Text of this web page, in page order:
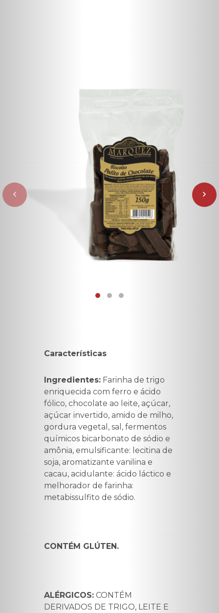
Características
Ingredientes: Farinha de trigo
enriquecida com ferro e ácido
fólico, chocolate ao leite, açúcar,
açúcar invertido, amido de milho,
gordura vegetal, sal, fermentos
químicos bicarbonato de sódio e
amônia, emulsificante: lecitina de
soja, aromatizante vanilina e
cacau, acidulante: ácido láctico e
melhorador de farinha:
metabissulfito de sódio.
CONTÉM GLÚTEN.
ALÉRGICOS: CONTÉM
DERIVADOS DE TRIGO, LEITE E